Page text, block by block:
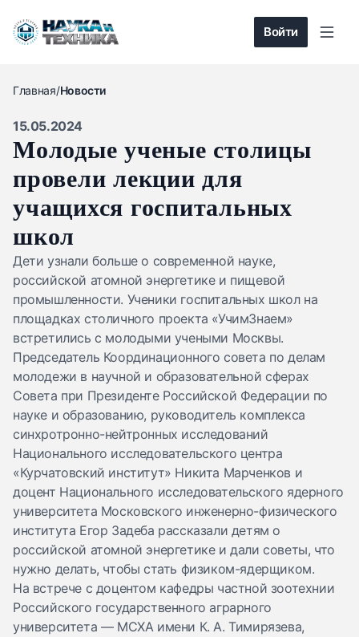
Войти
Главная/Новости
15.05.2024
Молодые ученые столицы
провели лекции для
учащихся госпитальных
школ
Дети узнали больше о современной науке,
российской атомной энергетике и пищевой
промышленности. Ученики госпитальных школ на
площадках столичного проекта «УчимЗнаем»
встретились с молодыми учеными Москвы.
Председатель Координационного совета по делам
молодежи в научной и образовательной сферах
Совета при Президенте Российской Федерации по
науке и образованию, руководитель комплекса
синхротронно-нейтронных исследований
Национального исследовательского центра
«Курчатовский институт» Никита Марченков и
доцент Национального исследовательского ядерного
университета Московского инженерно-физического
института Егор Задеба рассказали детям о
российской атомной энергетике и дали советы, что
нужно делать, чтобы стать физиком-ядерщиком.
На встрече с доцентом кафедры частной зоотехнии
Российского государственного аграрного
университета — МСХА имени К. А. Тимирязева,